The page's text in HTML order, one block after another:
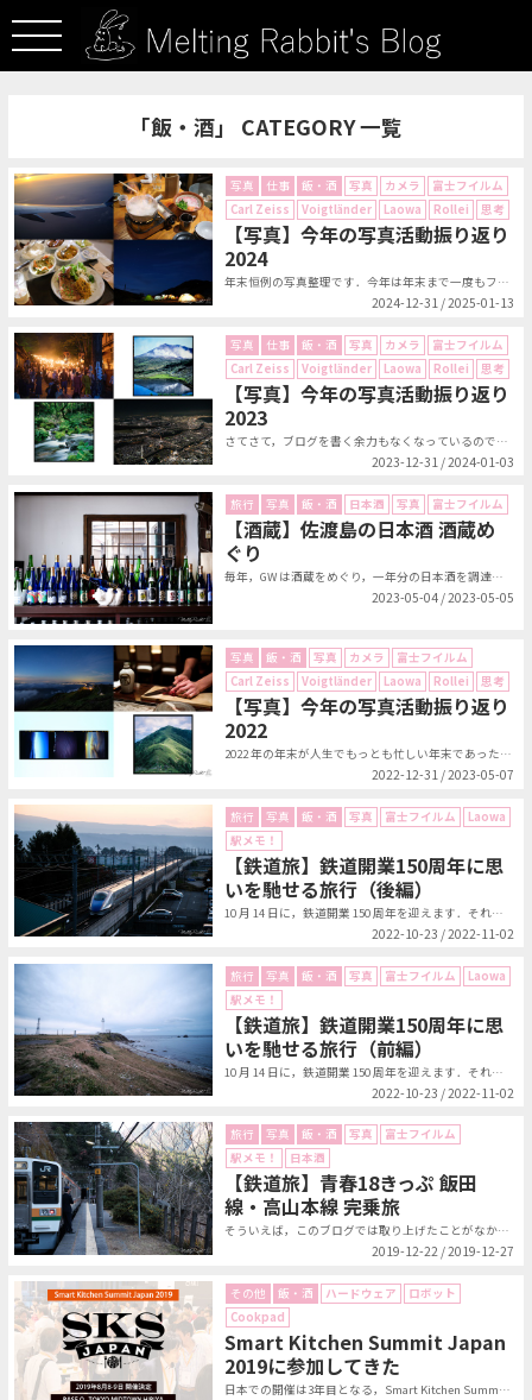
「飯・酒」 CATEGORY 一覧
写真 仕事 飯・酒 写真 カメラ
富士フイルム
Carl Zeiss
Voigtländer Laowa Rollei 思考
【写真】今年の写真活動振り返り
2024
年末恒例の写真整理です．今年は年末まで一度もフィルムの整理をしなかったせいで...
2024-12-31 / 2025-01-13
写真 仕事 飯・酒 写真 カメラ
富士フイルム
Carl Zeiss
Voigtländer Laowa Rollei 思考
【写真】今年の写真活動振り返り
2023
さてさて，ブログを書く余力もなくなっているのですが，流石に 1 年のまとめで...
2023-12-31 / 2024-01-03
旅行 写真 飯・酒 日本酒 写真 富士フイルム
【酒蔵】佐渡島の日本酒 酒蔵め
ぐり
毎年，GW は酒蔵をめぐり，一年分の日本酒を調達することになっています．今年...
2023-05-04 / 2023-05-05
写真 飯・酒 写真 カメラ
富士フイルム
Carl Zeiss
Voigtländer Laowa Rollei 思考
【写真】今年の写真活動振り返り
2022
2022 年の年末が人生でもっとも忙しい年末であった（原因はこちらを参照）た...
2022-12-31 / 2023-05-07
旅行 写真 飯・酒 写真 富士フイルム
Laowa
駅メモ！
【鉄道旅】鉄道開業150周年に思
いを馳せる旅行（後編）
10 月 14 日に，鉄道開業 150 周年を迎えます．それを記念して発売さ...
2022-10-23 / 2022-11-02
旅行 写真 飯・酒 写真 富士フイルム
Laowa
駅メモ！
【鉄道旅】鉄道開業150周年に思
いを馳せる旅行（前編）
10 月 14 日に，鉄道開業 150 周年を迎えます．それを記念して発売さ...
2022-10-23 / 2022-11-02
旅行 写真 飯・酒 写真
富士フイルム
駅メモ！
日本酒
【鉄道旅】青春18きっぷ 飯田
線・高山本線 完乗旅
そういえば，このブログでは取り上げたことがなかった気がするが，青春18きっぷ...
2019-12-22 / 2019-12-27
その他 飯・酒 ハードウェア
ロボット
Cookpad
Smart Kitchen Summit Japan
2019に参加してきた
日本での開催は3年目となる，Smart Kitchen Summit Jap...